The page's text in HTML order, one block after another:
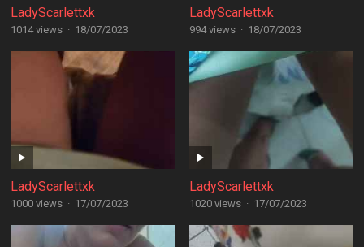
LadyScarlettxk
1014 views · 18/07/2023
LadyScarlettxk
994 views · 18/07/2023
LadyScarlettxk
1000 views · 17/07/2023
LadyScarlettxk
1020 views · 17/07/2023